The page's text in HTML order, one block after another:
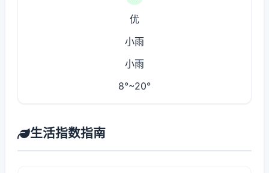
优
小雨
小雨
8°~20°
生活指数指南